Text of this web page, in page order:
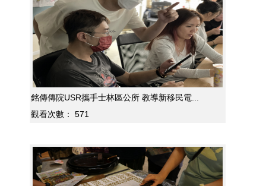
銘傳傳院USR攜手士林區公所 教導新移民電...
觀看次數：
571